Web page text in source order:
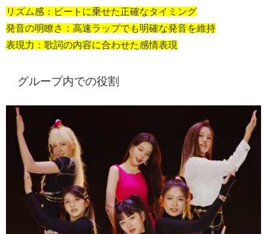
リズム感：ビートに乗せた正確なタイミング
発音の明瞭さ：高速ラップでも明確な発音を維持
表現力：歌詞の内容に合わせた感情表現
グループ内での役割